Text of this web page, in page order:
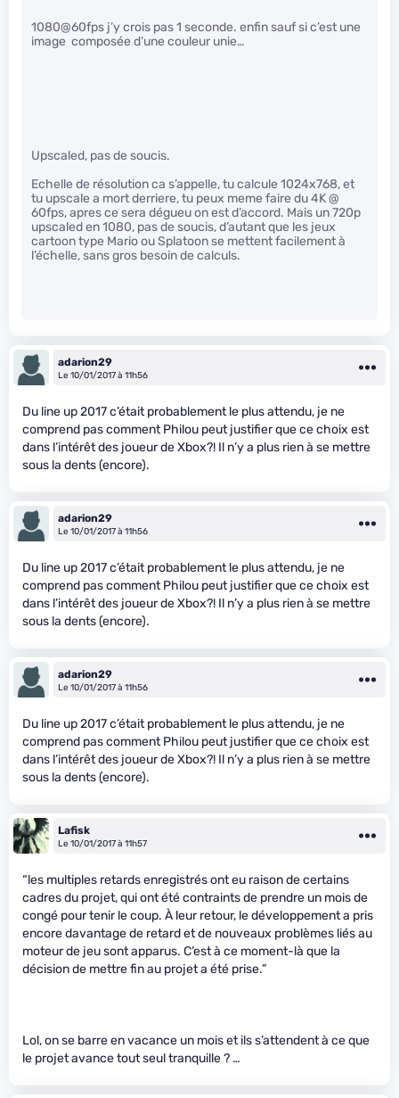
1080@60fps j’y crois pas 1 seconde. enfin sauf si c’est une
image composée d’une couleur unie…
Upscaled, pas de soucis.
Echelle de résolution ca s’appelle, tu calcule 1024x768, et
tu upscale a mort derriere, tu peux meme faire du 4K @
60fps, apres ce sera dégueu on est d’accord. Mais un 720p
upscaled en 1080, pas de soucis, d’autant que les jeux
cartoon type Mario ou Splatoon se mettent facilement à
l’échelle, sans gros besoin de calculs.
adarion29
Le 10/01/2017 à 11h56
Du line up 2017 c’était probablement le plus attendu, je ne
comprend pas comment Philou peut justifier que ce choix est
dans l’intérêt des joueur de Xbox?! Il n’y a plus rien à se mettre
sous la dents (encore).
adarion29
Le 10/01/2017 à 11h56
Du line up 2017 c’était probablement le plus attendu, je ne
comprend pas comment Philou peut justifier que ce choix est
dans l’intérêt des joueur de Xbox?! Il n’y a plus rien à se mettre
sous la dents (encore).
adarion29
Le 10/01/2017 à 11h56
Du line up 2017 c’était probablement le plus attendu, je ne
comprend pas comment Philou peut justifier que ce choix est
dans l’intérêt des joueur de Xbox?! Il n’y a plus rien à se mettre
sous la dents (encore).
Lafisk
Le 10/01/2017 à 11h57
“les multiples retards enregistrés ont eu raison de certains
cadres du projet, qui ont été contraints de prendre un mois de
congé pour tenir le coup. À leur retour, le développement a pris
encore davantage de retard et de nouveaux problèmes liés au
moteur de jeu sont apparus. C’est à ce moment-là que la
décision de mettre fin au projet a été prise.”
Lol, on se barre en vacance un mois et ils s’attendent à ce que
le projet avance tout seul tranquille ? …